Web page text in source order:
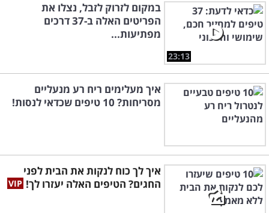
23:13
במקום לזרוק לזבל, נצלו את
הפריטים האלה ב-37 דרכים
מפתיעות...
איך מעלימים ריח רע מנעליים
מסריחות? 10 טיפים שכדאי לנסות!
איך לך כוח לנקות את הבית לפני
החגים? הטיפים האלה יעזרו לך!